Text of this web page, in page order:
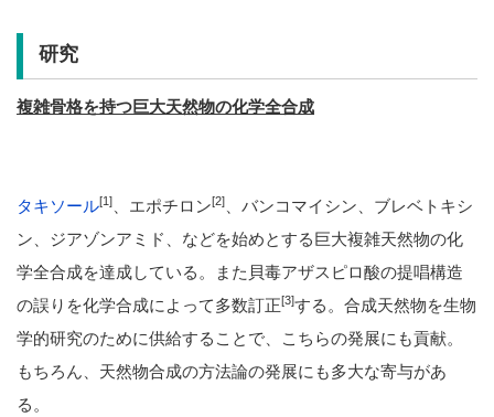
研究
複雑骨格を持つ巨大天然物の化学全合成
タキソール[1] 、エポチロン[2]
、バンコマイシン、ブレベトキシ
ン、ジアゾンアミド、などを始めとする巨大複雑天然物の化
学全合成を達成している。また貝毒アザスピロ酸の提唱構造
の誤りを化学合成によって多数訂正[3]する。合成天然物を生物
学的研究のために供給することで、こちらの発展にも貢献。
もちろん、天然物合成の方法論の発展にも多大な寄与があ
る。